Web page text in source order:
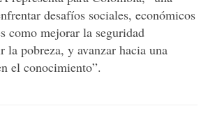
desafíos sociales, económicos
como mejorar la seguridad
la pobreza, y avanzar hacia una
el conocimiento”.